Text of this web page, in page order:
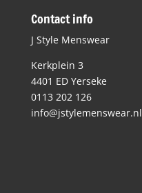
Contact info
J Style Menswear
Kerkplein 3
4401 ED Yerseke
0113 202 126
info@jstylemenswear.nl